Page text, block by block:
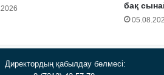
бақ
Директордың қабылдау бөлмесі: